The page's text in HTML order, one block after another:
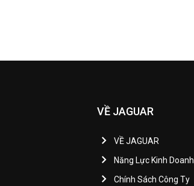
VỀ JAGUAR
VỀ JAGUAR
Năng Lực Kinh Doanh
Chính Sách Công Ty